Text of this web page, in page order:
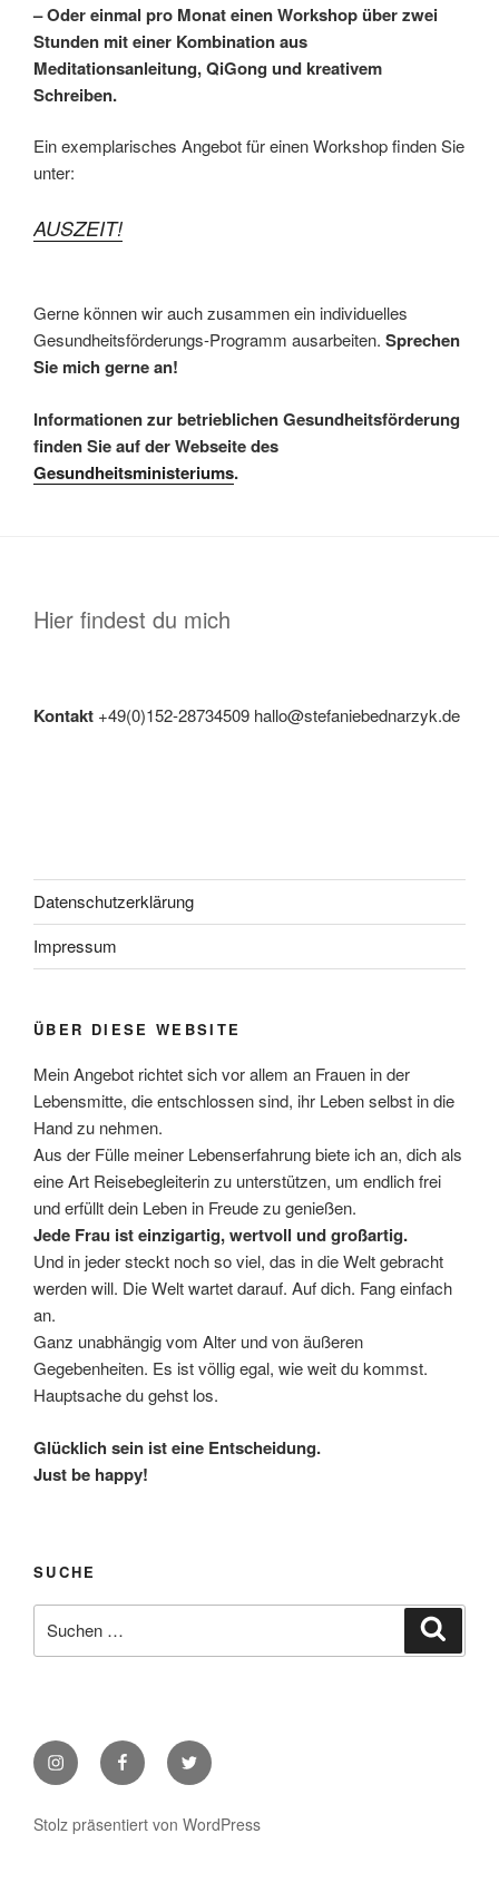
– Oder einmal pro Monat einen Workshop über zwei
Stunden mit einer Kombination aus
Meditationsanleitung, QiGong und kreativem
Schreiben.
Ein exemplarisches Angebot für einen Workshop finden Sie
unter:
AUSZEIT!
Gerne können wir auch zusammen ein individuelles
Gesundheitsförderungs-Programm ausarbeiten. Sprechen
Sie mich gerne an!
Informationen zur betrieblichen Gesundheitsförderung
finden Sie auf der Webseite des
Gesundheitsministeriums.
Hier findest du mich
Kontakt +49(0)152-28734509 hallo@stefaniebednarzyk.de
Datenschutzerklärung
Impressum
ÜBER DIESE WEBSITE
Mein Angebot richtet sich vor allem an Frauen in der
Lebensmitte, die entschlossen sind, ihr Leben selbst in die
Hand zu nehmen.
Aus der Fülle meiner Lebenserfahrung biete ich an, dich als
eine Art Reisebegleiterin zu unterstützen, um endlich frei
und erfüllt dein Leben in Freude zu genießen.
Jede Frau ist einzigartig, wertvoll und großartig.
Und in jeder steckt noch so viel, das in die Welt gebracht
werden will. Die Welt wartet darauf. Auf dich. Fang einfach
an.
Ganz unabhängig vom Alter und von äußeren
Gegebenheiten. Es ist völlig egal, wie weit du kommst.
Hauptsache du gehst los.
Glücklich sein ist eine Entscheidung.
Just be happy!
SUCHE
nach:
InstagramFacebookTwitter
Stolz präsentiert von WordPress